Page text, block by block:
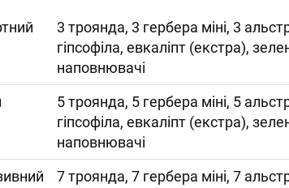
3 троянда, 3 гербера міні, 3
гіпсофіла, евкаліпт (екстра),
наповнювачі
5 троянда, 5 гербера міні, 5
гіпсофіла, евкаліпт (екстра),
наповнювачі
7 троянда, 7 гербера міні, 7